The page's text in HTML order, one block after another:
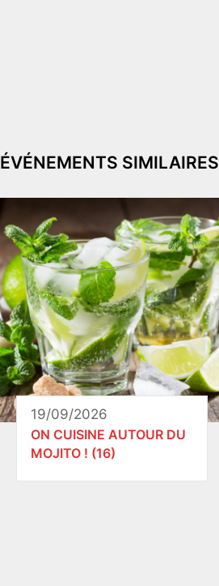
ÉVÉNEMENTS SIMILAIRES
19/09/2026
ON CUISINE AUTOUR DU
MOJITO ! (16)